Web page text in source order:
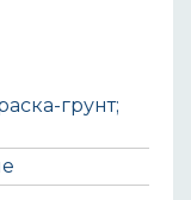
грунт;